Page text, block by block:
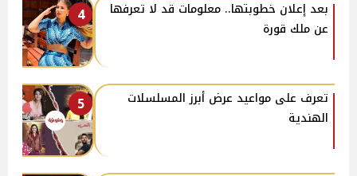
4
بعد إعلان خطوبتها.. معلومات قد لا تعرفها
عن ملك قورة
5
تعرف على مواعيد عرض أبرز المسلسلات
الهندية